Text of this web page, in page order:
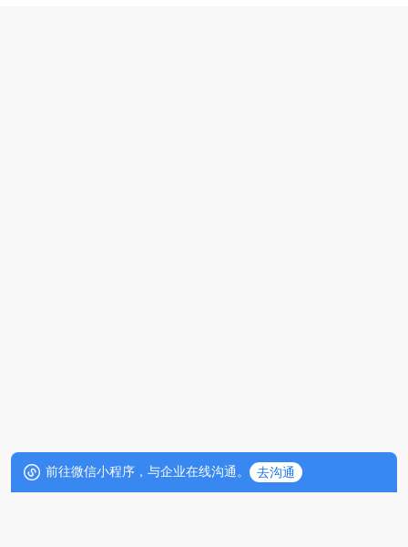
前往微信小程序，与企业在线沟通。 去沟通